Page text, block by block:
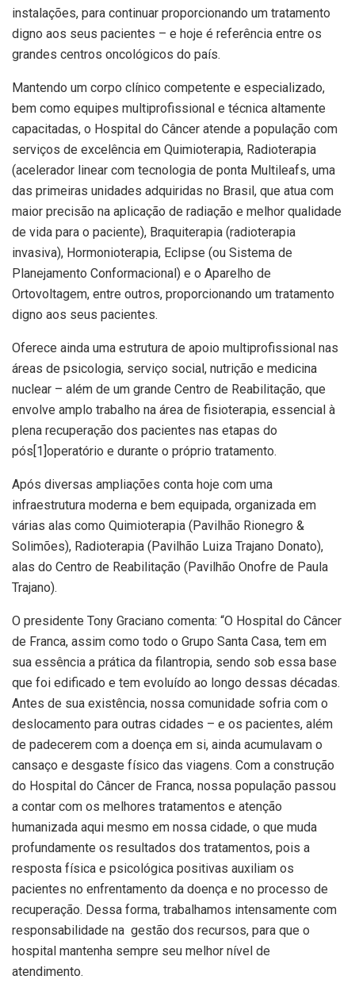
instalações, para continuar proporcionando um tratamento
digno aos seus pacientes – e hoje é referência entre os
grandes centros oncológicos do país.
Mantendo um corpo clínico competente e especializado,
bem como equipes multiprofissional e técnica altamente
capacitadas, o Hospital do Câncer atende a população com
serviços de excelência em Quimioterapia, Radioterapia
(acelerador linear com tecnologia de ponta Multileafs, uma
das primeiras unidades adquiridas no Brasil, que atua com
maior precisão na aplicação de radiação e melhor qualidade
de vida para o paciente), Braquiterapia (radioterapia
invasiva), Hormonioterapia, Eclipse (ou Sistema de
Planejamento Conformacional) e o Aparelho de
Ortovoltagem, entre outros, proporcionando um tratamento
digno aos seus pacientes.
Oferece ainda uma estrutura de apoio multiprofissional nas
áreas de psicologia, serviço social, nutrição e medicina
nuclear – além de um grande Centro de Reabilitação, que
envolve amplo trabalho na área de fisioterapia, essencial à
plena recuperação dos pacientes nas etapas do
pós[1]operatório e durante o próprio tratamento.
Após diversas ampliações conta hoje com uma
infraestrutura moderna e bem equipada, organizada em
várias alas como Quimioterapia (Pavilhão Rionegro &
Solimões), Radioterapia (Pavilhão Luiza Trajano Donato),
alas do Centro de Reabilitação (Pavilhão Onofre de Paula
Trajano).
O presidente Tony Graciano comenta: “O Hospital do Câncer
de Franca, assim como todo o Grupo Santa Casa, tem em
sua essência a prática da filantropia, sendo sob essa base
que foi edificado e tem evoluído ao longo dessas décadas.
Antes de sua existência, nossa comunidade sofria com o
deslocamento para outras cidades – e os pacientes, além
de padecerem com a doença em si, ainda acumulavam o
cansaço e desgaste físico das viagens. Com a construção
do Hospital do Câncer de Franca, nossa população passou
a contar com os melhores tratamentos e atenção
humanizada aqui mesmo em nossa cidade, o que muda
profundamente os resultados dos tratamentos, pois a
resposta física e psicológica positivas auxiliam os
pacientes no enfrentamento da doença e no processo de
recuperação. Dessa forma, trabalhamos intensamente com
responsabilidade na gestão dos recursos, para que o
hospital mantenha sempre seu melhor nível de
atendimento.